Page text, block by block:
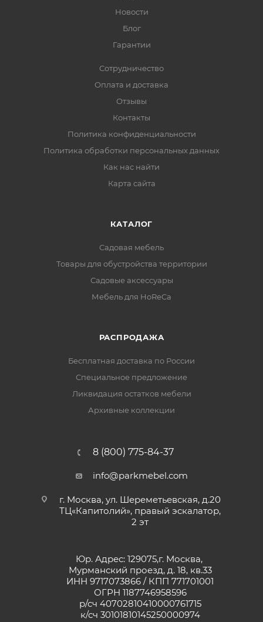
Новости
Блог
Гарантии
Сотрудничество
Оплата и доставка
Отзывы
Контакты
Политика конфиденциальности
Политика обработки персональных данных
Как нас найти
Карта сайта
КАТАЛОГ
Садовая мебель
Товары для обустройства территории
Садовые аксессуары
Мебель для HoReCa
РАСПРОДАЖА
Бесплатная доставка по России
Специальное предложение
Ликвидация остатков мебели
Архивные коллекции
8 (800) 775-84-37
info@parkmebel.com
г. Москва, ул. Шереметьевская, д.20
ТЦ«Капитолий», правый эскалатор,
2 эт
Юр. Адрес: 129075,г. Москва,
Мурманский проезд, д. 18, кв.33
ИНН 9717073866 / КПП 771701001
ОГРН 1187746958596
р/сч 40702810410000761715
к/сч 30101810145250000974